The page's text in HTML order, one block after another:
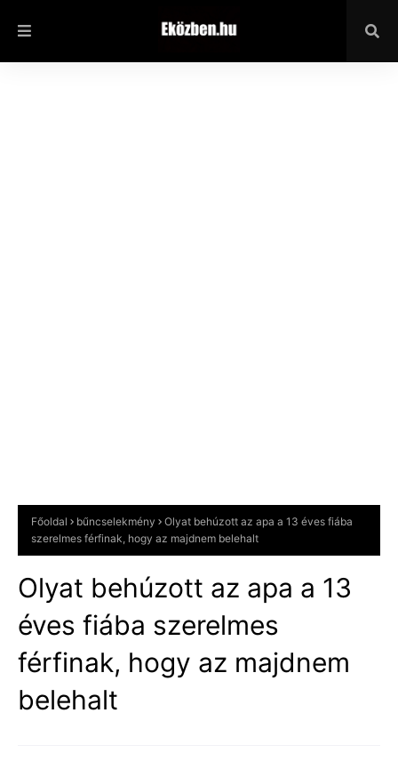
Főoldal bűncselekmény
Olyat behúzott az apa a 13 éves fiába
szerelmes férfinak, hogy az majdnem belehalt
Olyat behúzott az apa a 13
éves fiába szerelmes
férfinak, hogy az majdnem
belehalt